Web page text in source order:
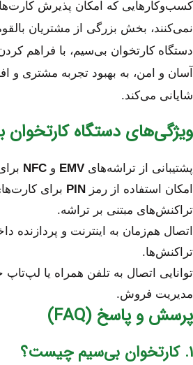
کسب‌وکارهایی که امکان پذیرش
نمی‌کنند، بخش بزرگی از مشتریان
دستگاه کارتخوان بی‌سیم، با فراهم
آسان و امن، به بهبود تجربه مشتری
شایانی می‌کند.
ویژگی‌های دستگاه
پشتیبانی از تراشه‌های EMV و NFC
امکان استفاده از رمز PIN
تراکنش‌های مبتنی بر تراشه.
اتصال هم‌زمان به اینترنت و پردازنده
تراکنش‌ها.
توانایی اتصال به تلفن همراه یا
مدیریت فروش.
پرسش و پاسخ (FAQ)
۱. کارتخوان بی‌سیم چیست؟